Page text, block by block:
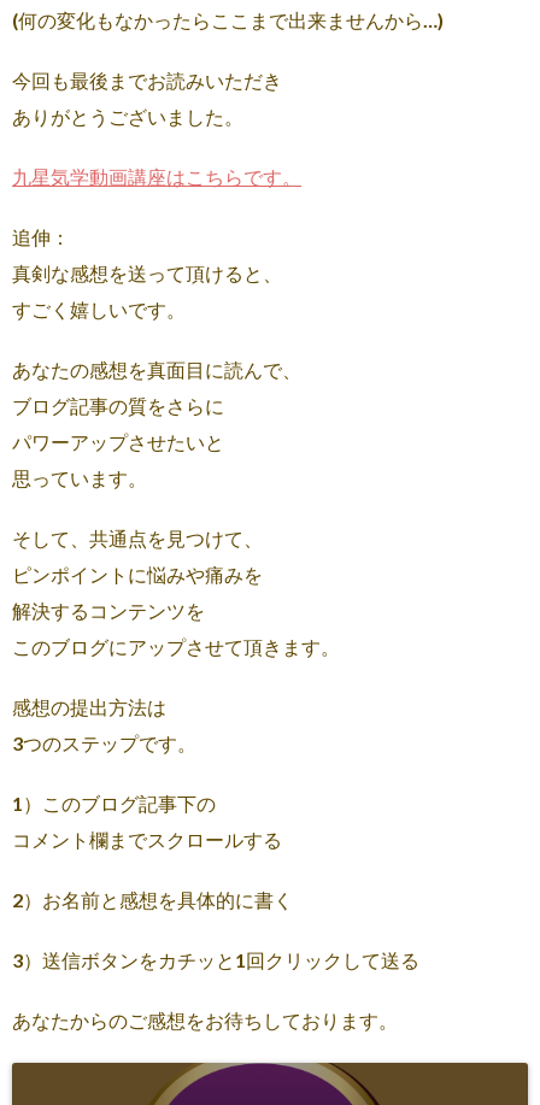
(何の変化もなかったらここまで出来ませんから…)
今回も最後までお読みいただき
ありがとうございました。
九星気学動画講座はこちらです。
追伸：
真剣な感想を送って頂けると、
すごく嬉しいです。
あなたの感想を真面目に読んで、
ブログ記事の質をさらに
パワーアップさせたいと
思っています。
そして、共通点を見つけて、
ピンポイントに悩みや痛みを
解決するコンテンツを
このブログにアップさせて頂きます。
感想の提出方法は
3つのステップです。
1）このブログ記事下の
コメント欄までスクロールする
2）お名前と感想を具体的に書く
3）送信ボタンをカチッと1回クリックして送る
あなたからのご感想をお待ちしております。